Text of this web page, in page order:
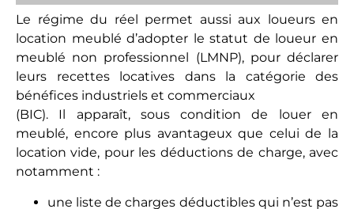
l’investisseur ne sera taxé que sur la différence
entre le prix d’achat de son bien et celui de sa
revente, chiffre non amputé du montant des
amortissements déduits. En résumé,
l’amortissement est vraiment un cadeau fiscal qui
n’impacte pas la plus-value de la revente.
La situation fiscale de chaque investisseur est, au
demeurant, toujours particulière. Il importe d’être
bien conseillé pour englober votre situation fiscale
dans la rentabilité globale de l’investissement, lors